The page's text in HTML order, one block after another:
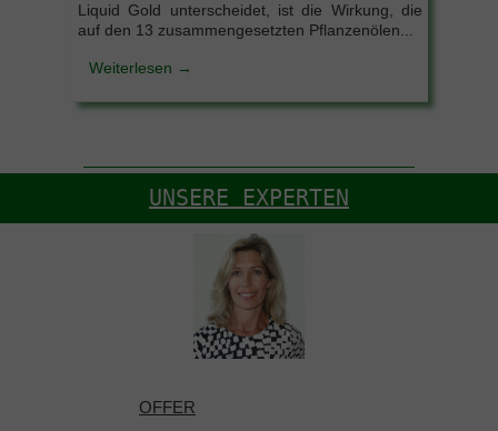
Liquid Gold unterscheidet, ist die Wirkung, die
auf den 13 zusammengesetzten Pflanzenölen...
Weiterlesen →
UNSERE EXPERTEN
OFFER